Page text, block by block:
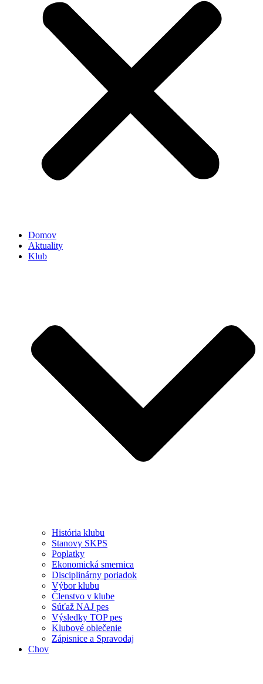
Domov
Aktuality
Klub
História klubu
Stanovy SKPS
Poplatky
Ekonomická smernica
Disciplinárny poriadok
Výbor klubu
Členstvo v klube
Súťaž NAJ pes
Výsledky TOP pes
Klubové oblečenie
Zápisnice a Spravodaj
Chov